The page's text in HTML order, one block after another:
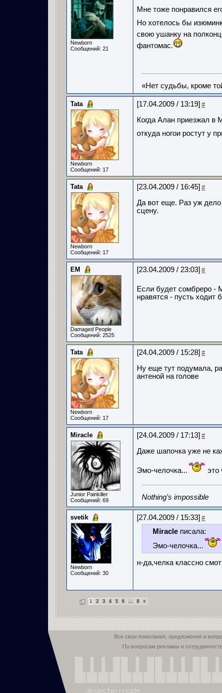
Newborn
Сообщений: 21
Мне тоже понравился
Но хотелось бы
свою ушанку на
фантомас.
«Нет судьбы, кроме
Tata
Newborn
Сообщений: 17
[17.04.2009 / 13:19] #
Когда Алан приезжал в
откуда ногои ростут у
Tata
Newborn
Сообщений: 17
[23.04.2009 / 16:45] #
Да вот еще. Раз уж
сцену.
ЕМ
Damaged People
Сообщений: 2525
[23.04.2009 / 23:03] #
Если будет сомбреро -
нравятся - пусть ходит
Tata
Newborn
Сообщений: 17
[24.04.2009 / 15:28] #
Ну еще тут подумала,
антеной на голове
Miracle
Junior Painkiller
Сообщений: 69
[24.04.2009 / 17:13] #
Даже шапочка уже не
Эмо-челочка... это
Nothing's impossible
svetik
Newborn
Сообщений: 30
[27.04.2009 / 15:33] #
Miracle писала:
Эмо-челочка...
н-да,челка классно
1 2 3 4 5 6 ... 8 »
Все свои пожелания, предложения и
По вопросам рекламы и